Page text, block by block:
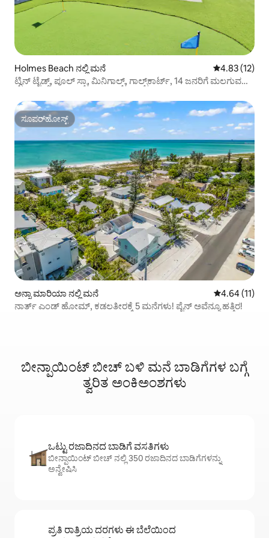
Holmes Beach ನಲ್ಲಿ ಮನೆ 5 ರಲ್ಲಿ 4.83
4.83 (12)
ಟ್ವಿನ್ ಟೈಡ್ಸ್, ಪೂಲ್ ಸ್ಪಾ, ಮಿನಿಗಾಲ್ಫ್, ಗಾಲ್ಫ್‌ಕಾರ್ಟ್, 14 ಜನರಿಗೆ ಮಲಗುವ
ಸೂಪರ್‌ಹೋಸ್ಟ್
ಸೂಪರ್‌ಹೋಸ್ಟ್
ಅನ್ನಾ ಮಾರಿಯಾ ನಲ್ಲಿ ಮನೆ 5 ರಲ್ಲಿ 4.64
4.64 (11)
ನಾರ್ತ್ ಎಂಡ್ ಹೋಮ್, ಕಡಲತೀರಕ್ಕೆ 5 ಮನೆಗಳು! ಪೈನ್ ಅವೆನ್ಯೂ ಹತ್ತಿರ!
ಬೀನ್ಪಾಯಿಂಟ್ ಬೀಚ್ ಬಳಿ ಮನೆ ಬಾಡಿಗೆಗಳ ಬಗ್ಗೆ
ತ್ವರಿತ ಅಂಕಿಅಂಶಗಳು
ಒಟ್ಟು ರಜಾದಿನದ ಬಾಡಿಗೆ ವಸತಿಗಳು
ಬೀನ್ಪಾಯಿಂಟ್ ಬೀಚ್ ನಲ್ಲಿ 350 ರಜಾದಿನದ ಬಾಡಿಗೆಗಳನ್ನು
ಅನ್ವೇಷಿಸಿ
ಪ್ರತಿ ರಾತ್ರಿಯ ದರಗಳು ಈ ಬೆಲೆಯಿಂದ